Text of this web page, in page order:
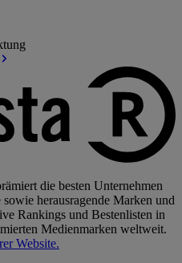
die besten Unternehmen
herausragende Marken und
Rankings und Bestenlisten in
Medienmarken weltweit.
Website.